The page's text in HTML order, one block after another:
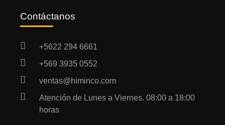
Contáctanos
+5622 294 6661
+569 3935 0552
ventas@himinco.com
Atención de Lunes a Viernes. 08:00 a 18:00
horas